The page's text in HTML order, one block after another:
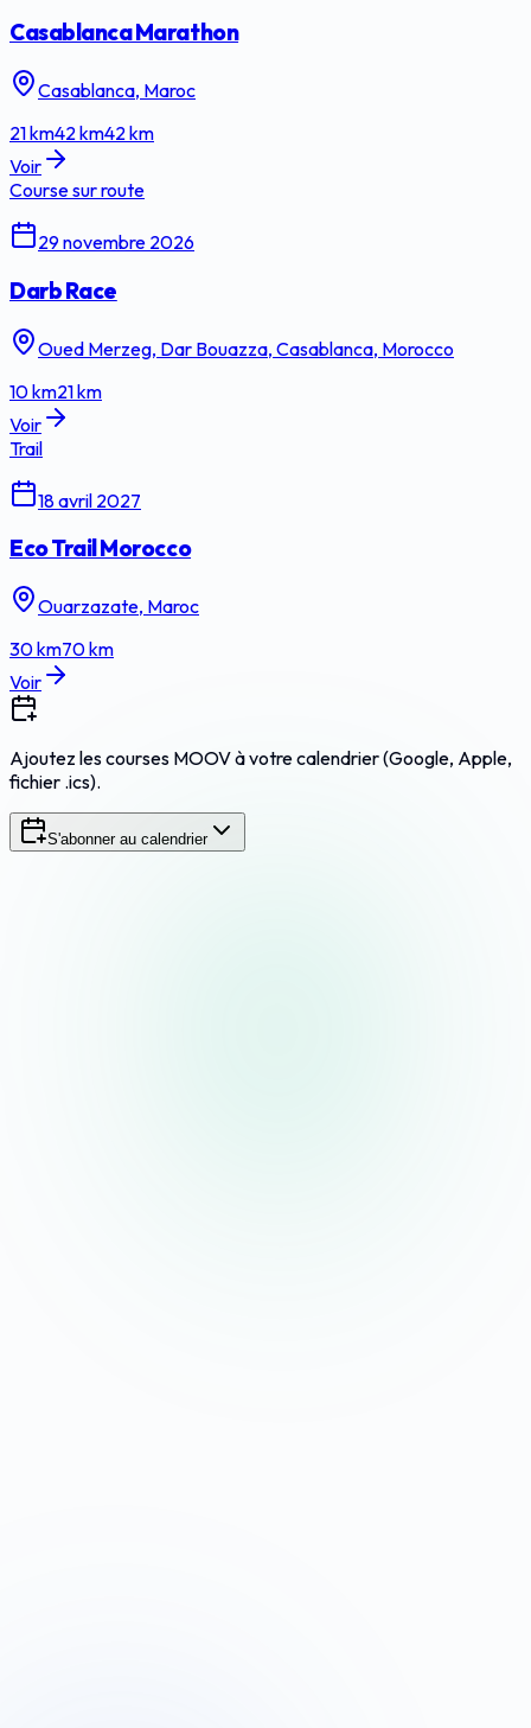
Casablanca Marathon
Casablanca, Maroc
21km42km42km
Voir
Course sur route
29 novembre 2026
Darb Race
Oued Merzeg, Dar Bouazza, Casablanca, Morocco
10km21km
Voir
Trail
18 avril 2027
Eco Trail Morocco
Ouarzazate, Maroc
30km70km
Voir
Ajoutez les courses MOOV à votre calendrier (Google, Apple,
fichier .ics).
S'abonner au calendrier